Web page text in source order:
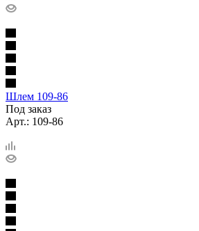
Шлем 109-86
Под заказ
Арт.: 109-86